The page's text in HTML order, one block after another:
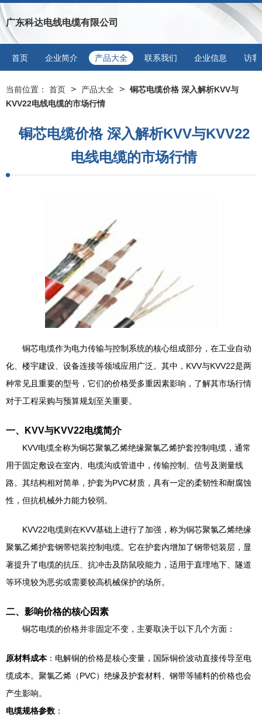
广东科达电线电缆有限公司
首页 企业简介 产品大全 联系我们 企业信息 访客
当前位置： 首页 > 产品大全 > 铜芯电缆价格 深入解析KVV与
KVV22电线电缆的市场行情
铜芯电缆价格 深入解析KVV与KVV22
电线电缆的市场行情
铜芯电缆作为电力传输与控制系统的核心组成部分，在工业自动
化、楼宇建设、设备连接等领域应用广泛。其中，KVV与KVV22是两
种常见且重要的型号，它们的价格受多重因素影响，了解其市场行情
对于工程采购与预算规划至关重要。
一、KVV与KVV22电缆简介
KVV电缆全称为铜芯聚氯乙烯绝缘聚氯乙烯护套控制电缆，通常
用于固定敷设在室内、电缆沟或管道中，传输控制、信号及测量线
路。其结构相对简单，护套为PVC材质，具有一定的柔韧性和耐腐蚀
性，但抗机械外力能力较弱。
KVV22电缆则在KVV基础上进行了加强，称为铜芯聚氯乙烯绝缘
聚氯乙烯护套钢带铠装控制电缆。它在护套内增加了钢带铠装层，显
著提升了电缆的抗压、抗冲击及防鼠咬能力，适用于直埋地下、隧道
等环境较为恶劣或需要较高机械保护的场所。
二、影响价格的核心因素
铜芯电缆的价格并非固定不变，主要取决于以下几个方面：
原材料成本：电解铜的价格是核心变量，国际铜价波动直接传导至电
缆成本。聚氯乙烯（PVC）绝缘及护套材料、钢带等辅料的价格也会
产生影响。
电缆规格参数 ：